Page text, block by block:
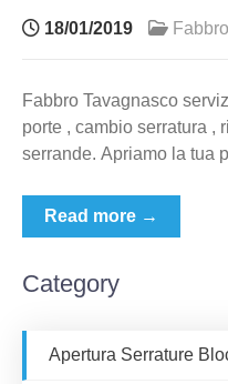
18/01/2019
Fabbro Tavagnasco
porte , cambio serratura ,
serrande. Apriamo la tua
Read more →
Category
Apertura Serrature